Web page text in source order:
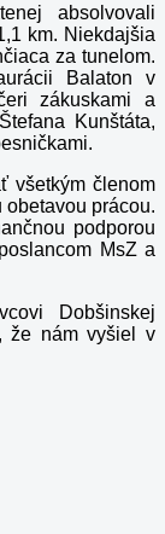
absolvovali
km. Niekdajšia
za tunelom.
Balaton v
zákuskami a
Kunštáta,
všetkým členom
prácou.
podporou
MsZ a
Dobšinskej
že nám vyšiel v